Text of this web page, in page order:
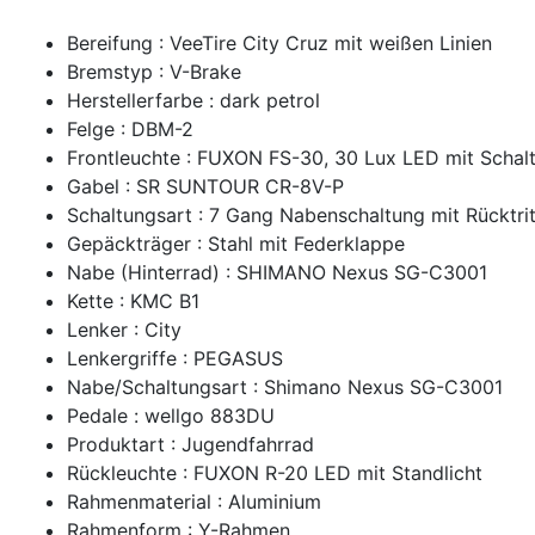
Bereifung : VeeTire City Cruz mit weißen Linien
Bremstyp : V-Brake
Herstellerfarbe : dark petrol
Felge : DBM-2
Frontleuchte : FUXON FS-30, 30 Lux LED mit
Gabel : SR SUNTOUR CR-8V-P
Schaltungsart : 7 Gang Nabenschaltung mit
Gepäckträger : Stahl mit Federklappe
Nabe (Hinterrad) : SHIMANO Nexus SG-C3001
Kette : KMC B1
Lenker : City
Lenkergriffe : PEGASUS
Nabe/Schaltungsart : Shimano Nexus SG-C3001
Pedale : wellgo 883DU
Produktart : Jugendfahrrad
Rückleuchte : FUXON R-20 LED mit Standlicht
Rahmenmaterial : Aluminium
Rahmenform : Y-Rahmen